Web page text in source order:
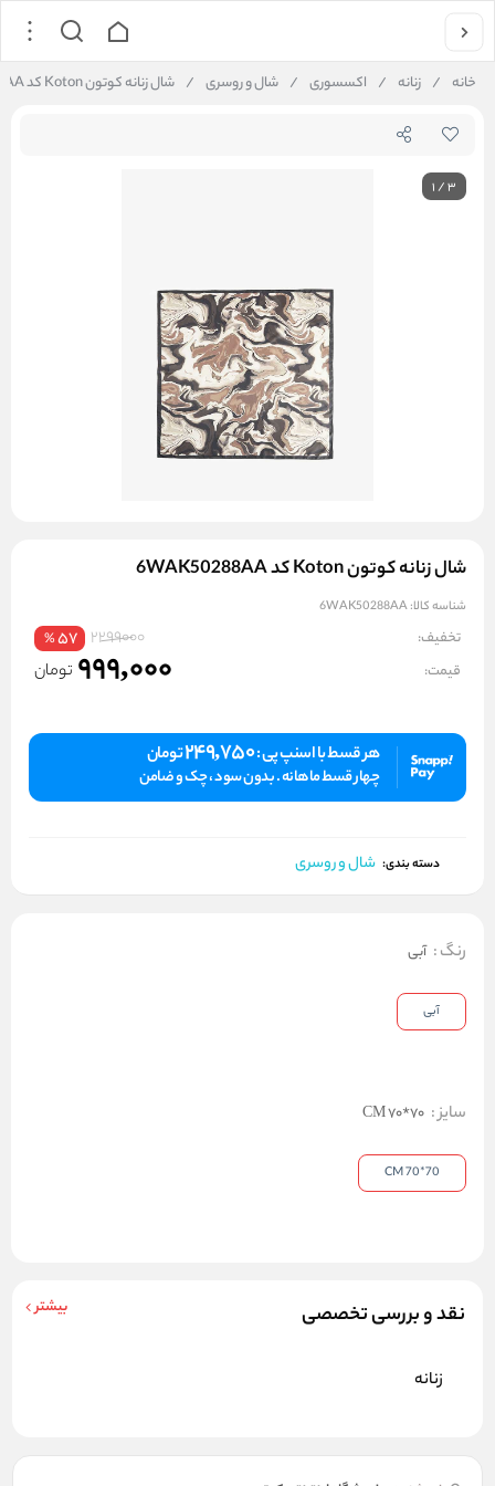
خانه / زنانه / اکسسوری / شال و روسری / شال زنانه کوتون Koton کد 6WAK50288AA
1/3
شال زنانه کوتون Koton کد 6WAK50288AA
شناسه کالا:6WAK50288AA
تخفیف: 2299000
57
%
قیمت: 999,000 تومان
هر قسط با اسنپ پی :249,750تومان
چهار قسط ماهانه . بدون سود ، چک و ضامن
دسته بندی: شال و روسری
نقد و بررسی تخصصی بیشتر
زنانه
رنگ: آبی
آبی
سایز:
70*70 CM
70*70 CM